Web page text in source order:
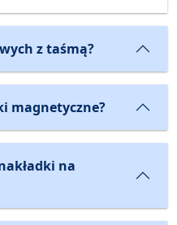
z taśmą?
magnetyczne?
na